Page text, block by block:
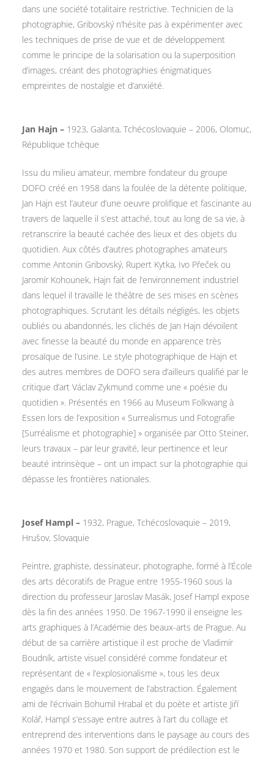
dans une société totalitaire restrictive. Technicien de la
photographie, Gribovský n’hésite pas à expérimenter avec
les techniques de prise de vue et de développement
comme le principe de la solarisation ou la superposition
d’images, créant des photographies énigmatiques
empreintes de nostalgie et d’anxiété.
Jan Hajn – 1923, Galanta, Tchécoslovaquie – 2006, Olomuc,
République tchèque
Issu du milieu amateur, membre fondateur du groupe
DOFO créé en 1958 dans la foulée de la détente politique,
Jan Hajn est l’auteur d’une oeuvre prolifique et fascinante au
travers de laquelle il s’est attaché, tout au long de sa vie, à
retranscrire la beauté cachée des lieux et des objets du
quotidien. Aux côtés d’autres photographes amateurs
comme Antonin Gribovský, Rupert Kytka, Ivo Přeček ou
Jaromír Kohounek, Hajn fait de l’environnement industriel
dans lequel il travaille le théâtre de ses mises en scènes
photographiques. Scrutant les détails négligés, les objets
oubliés ou abandonnés, les clichés de Jan Hajn dévoilent
avec finesse la beauté du monde en apparence très
prosaïque de l’usine. Le style photographique de Hajn et
des autres membres de DOFO sera d’ailleurs qualifié par le
critique d’art Václav Zykmund comme une « poésie du
quotidien ». Présentés en 1966 au Museum Folkwang à
Essen lors de l’exposition « Surrealismus und Fotografie
[Surréalisme et photographie] » organisée par Otto Steiner,
leurs travaux – par leur gravité, leur pertinence et leur
beauté intrinsèque – ont un impact sur la photographie qui
dépasse les frontières nationales.
Josef Hampl – 1932, Prague, Tchécoslovaquie – 2019,
Hrušov, Slovaquie
Peintre, graphiste, dessinateur, photographe, formé à l’École
des arts décoratifs de Prague entre 1955-1960 sous la
direction du professeur Jaroslav Masák, Josef Hampl expose
dès la fin des années 1950. De 1967-1990 il enseigne les
arts graphiques à l’Académie des beaux-arts de Prague. Au
début de sa carrière artistique il est proche de Vladimír
Boudník, artiste visuel considéré comme fondateur et
représentant de « l’explosionalisme », tous les deux
engagés dans le mouvement de l’abstraction. Également
ami de l’écrivain Bohumil Hrabal et du poète et artiste Jiří
Kolář, Hampl s’essaye entre autres à l’art du collage et
entreprend des interventions dans le paysage au cours des
années 1970 et 1980. Son support de prédilection est le